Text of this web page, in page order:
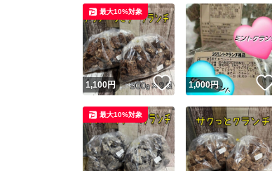
1,100円 いいね！
最大10%対象
1,000円
最大10%対象